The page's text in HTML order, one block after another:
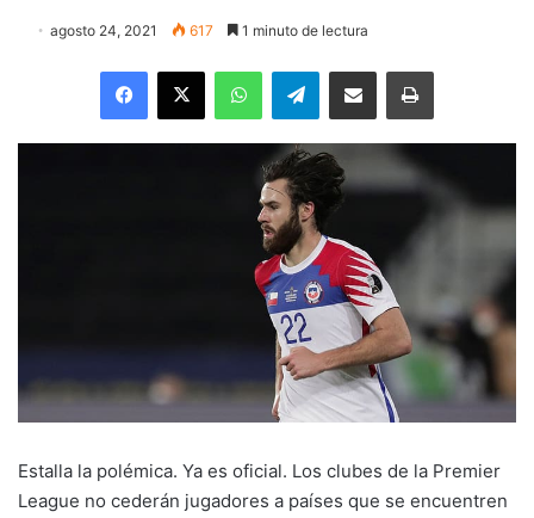
agosto 24, 2021 617 1 minuto de lectura
Facebook
X WhatsAppTelegramEnviar vía email Imprimir
Estalla la polémica. Ya es oficial. Los clubes de la Premier
League no cederán jugadores a países que se encuentren